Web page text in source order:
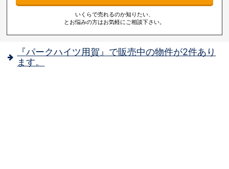
いくらで売れるのか知りたい、
とお悩みの方はお気軽にご相談下さい。
『パークハイツ用賀』で販売中の物件が2件あり
ます。